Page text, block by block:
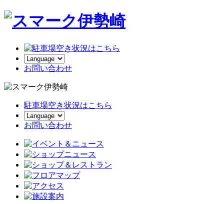
お問い合わせ
駐車場空き状況はこちら
お問い合わせ